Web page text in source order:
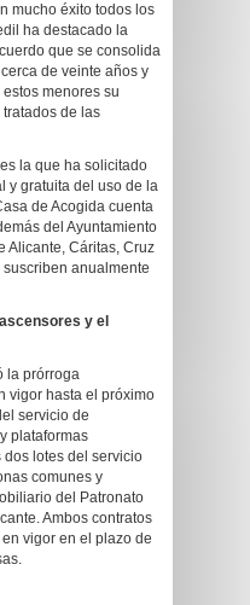
mucho éxito todos los
ha destacado la
que se consolida
de veinte años y
menores su
de las
la que ha solicitado
y gratuita del uso de la
de Acogida cuenta
del Ayuntamiento
Alicante, Cáritas, Cruz
anualmente
y el
la prórroga
vigor hasta el próximo
servicio de
plataformas
lotes del servicio
comunes y
del Patronato
Ambos contratos
vigor en el plazo de